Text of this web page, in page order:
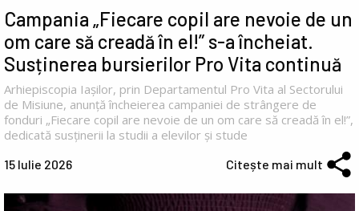
Campania „Fiecare copil are nevoie de un
om care să creadă în el!” s-a încheiat.
Susținerea bursierilor Pro Vita continuă
Arhiepiscopia Iașilor, prin Departamentul Pro Vita al Sectorului
de Misiune, anunță încheierea campaniei de strângere de
fonduri „Fiecare copil are nevoie de un om care să creadă în el!”,
dedicată susținerii la studii a elevilor și stude
15 Iulie 2026 Citește mai mult